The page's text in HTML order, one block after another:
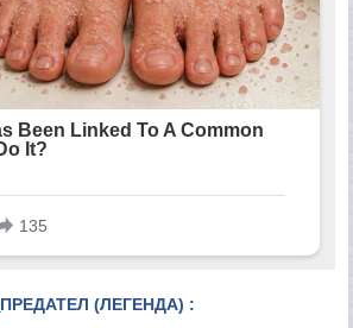
ПРЕДАТЕЛ (ЛЕГЕНДА) :